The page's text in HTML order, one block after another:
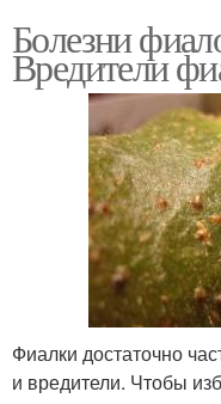
Болезни
Вредители
Фиалки достаточно
и вредители. Чтобы